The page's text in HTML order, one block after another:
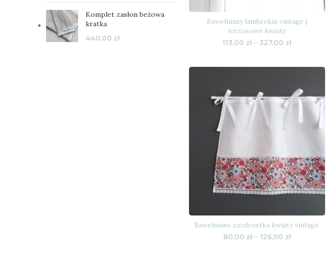
Komplet zasłon beżowa
kratka
440,00 zł
Bawełniany lambrekin vintage |
wrzosowe kwiaty
113,00 zł – 327,00 złZakres
113,00 zł
327,00 zł
Bawełniana zazdrostka kwiaty vintage
80,00 zł – 126,00 złZakres